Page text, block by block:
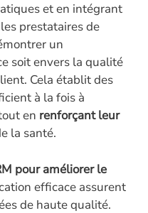
et en intégrant
prestataires de
un
soit envers la qualité
Cela établit des
à la fois à
en renforçant leur
la santé.
pour améliorer le
efficace assurent
de haute qualité.